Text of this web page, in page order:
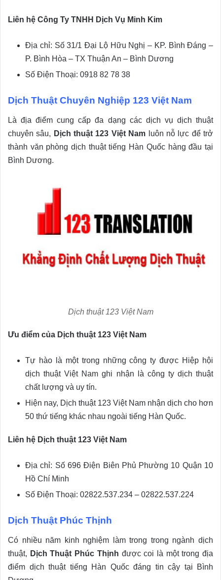
Liên hệ Công Ty TNHH Dịch Vụ Minh Kim
Địa chỉ: Số 31/1 Đại Lộ Hữu Nghị – KP. Bình Đáng –
P. Bình Hòa – TX Thuận An – Bình Dương
Số Điện Thoại: 0918 82 78 38
Dịch Thuật Chuyên Nghiệp 123 Việt Nam
Là địa điểm cung cấp đa dạng các dịch vụ dịch thuật
chuyên sâu, Dịch thuật 123 Việt Nam luôn nỗ lực để trở
thành văn phòng dịch thuật tiếng Hàn Quốc hàng đầu tại
Bình Dương.
Dịch thuật 123 Việt Nam
Ưu điểm của Dịch thuật 123 Việt Nam
Tự hào là một trong những công ty được Hiệp hội
dịch thuật Việt Nam ghi nhận là công ty dịch thuật
chất lượng và uy tín.
Hiện nay, Dịch thuật 123 Việt Nam nhận dịch cho hơn
50 thứ tiếng khác nhau ngoài tiếng Hàn Quốc.
Liên hệ Dịch thuật 123 Việt Nam
Địa chỉ: Số 696 Điện Biên Phủ Phường 10 Quận 10
Hồ Chí Minh
Số Điện Thoại: 02822.537.234 – 02822.537.224
Dịch Thuật Phúc Thịnh
Có nhiều năm kinh nghiệm làm trong trong ngành dịch
thuật, Dịch Thuật Phúc Thịnh được coi là một trong địa
điểm dịch thuật tiếng Hàn Quốc đáng tin cậy tại Bình